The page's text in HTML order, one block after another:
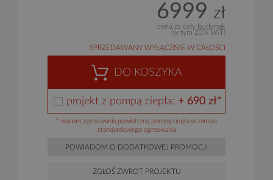
6999 zł
cena za cały budynek
(w tym 23% VAT)
SPRZEDAWANY WYŁĄCZNIE W CAŁOŚCI
DO KOSZYKA
projekt z pompą ciepła: + 690 zł*
* wariant ogrzewania powietrzną pompą ciepła w zamian
standardowego ogrzewania
POWIADOM O DODATKOWEJ PROMOCJI
ZGŁOŚ ZWROT PROJEKTU